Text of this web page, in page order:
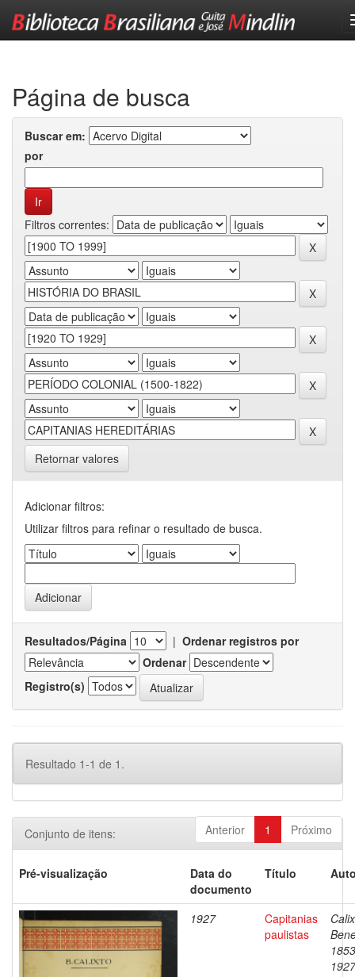
Página de busca
Buscar em:
por
Filtros correntes:
Retornar valores
Adicionar filtros:
Utilizar filtros para refinar o resultado de busca.
Resultados/Página | Ordenar registros por
Ordenar
Registro(s)
Resultado 1-1 de 1.
Anterior 1 Próximo
Conjunto de itens:
Pré-visualização
Data do
documento
Título
1927
Capitanias
paulistas
1927